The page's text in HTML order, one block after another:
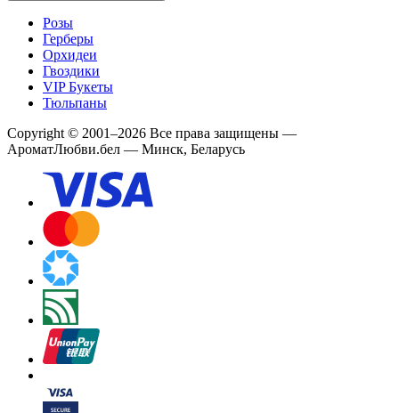
Розы
Герберы
Орхидеи
Гвоздики
VIP Букеты
Тюльпаны
Copyright © 2001–2026 Все права защищены —
АроматЛюбви.бел — Минск, Беларусь